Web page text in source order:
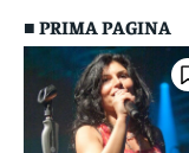
■ PRIMA PAGINA